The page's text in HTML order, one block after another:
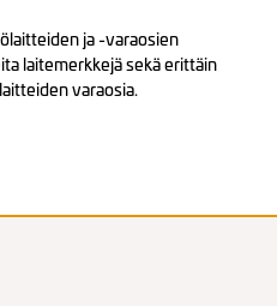
ja -varaosien
laitemerkkejä sekä erittäin
varaosia.